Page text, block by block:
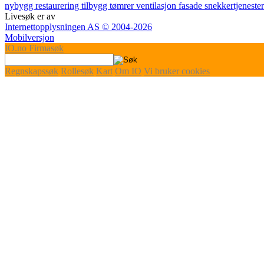
nybygg restaurering tilbygg tømrerventilasjon fasade snekkertjenester
Livesøk er av
Internettopplysningen AS © 2004-2026
Mobilversjon
IO.no Firmasøk
Regnskapssøk Rollesøk Kart Om IO Vi bruker cookies